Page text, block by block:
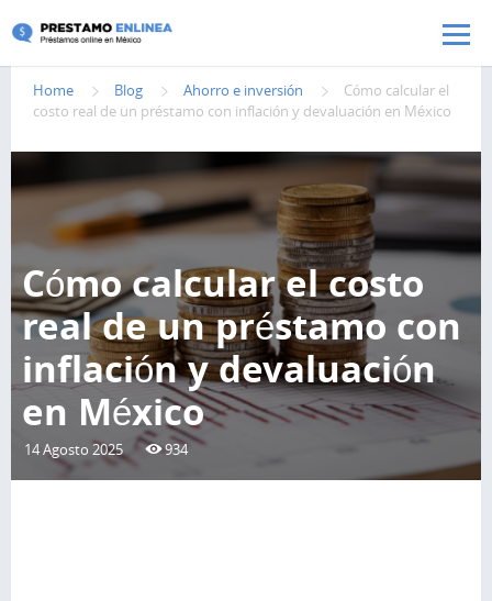
Pasar al contenido principal
Home Blog Ahorro e inversión
Cómo calcular el
costo real de un préstamo con inflación y devaluación en México
Cómo calcular el costo
real de un préstamo con
inflación y devaluación
en México
14 Agosto 2025 934